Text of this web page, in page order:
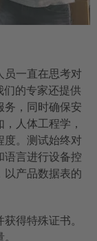
员一直在思考对
们的专家还提供
务，同时确保安
人体工程学，
度。测试始终对
语言进行设备控
以产品数据表的
得特殊证书。